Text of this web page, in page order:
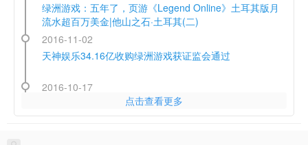
Mafia City 2- The Last Godfather (Mafia War Game) Big Shark Eat Little Fish Fruit Shooter Mania
Dog Parkour: Bone Collect Free
绿洲游戏：五年了，页游《Legend Online》土耳其版月
流水超百万美金|他山之石·土耳其(二)
2016-11-02
天神娱乐34.16亿收购绿洲游戏获证监会通过
2016-10-17
绿洲游戏原预测业绩将延期实现，被收购价格减少2.6亿元
点击查看更多